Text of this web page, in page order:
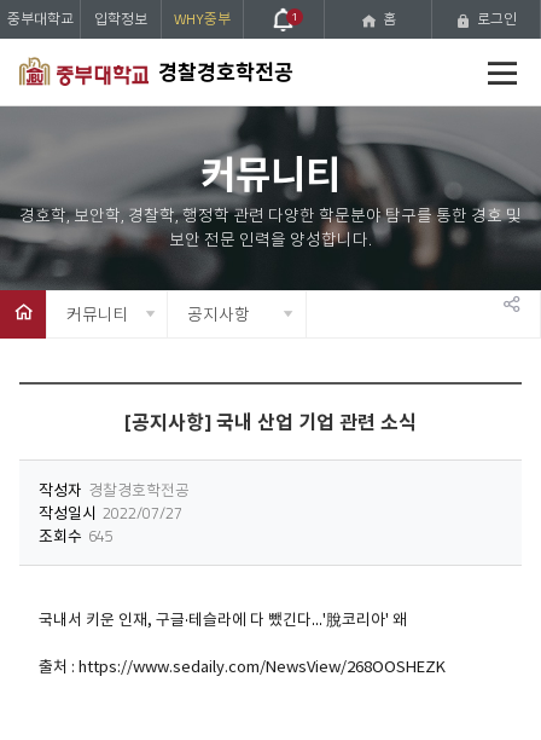
경찰경호학전공
메
중부대학교 입학정보 WHY중부 1 홈 로그인
커뮤니티
커뮤니티
공지사항
유
기
[공지사항] 국내 산업 기업 관련 소식
작성자 경찰경호학전공
작성일시 2022/07/27
조회수 645
국내서 키운 인재, 구글·테슬라에 다 뺐긴다…'脫코리아' 왜
출처 : https://www.sedaily.com/NewsView/268OOSHEZK